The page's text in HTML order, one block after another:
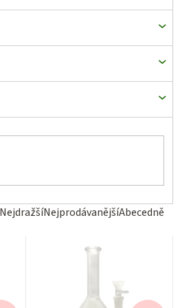
NejdražšíNejprodávanějšíAbecedně